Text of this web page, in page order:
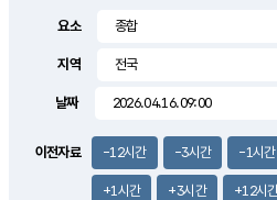
2.5m/s
14.5
요소
지역
날짜
이전자료 -12시간 -3시간 -1시간
+1시간 +3시간 +12시